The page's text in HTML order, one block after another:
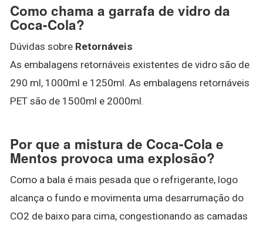
Como chama a garrafa de vidro da
Coca-Cola?
Dúvidas sobre Retornáveis
As embalagens retornáveis existentes de vidro são de
290 ml, 1000ml e 1250ml. As embalagens retornáveis
PET são de 1500ml e 2000ml.
Por que a mistura de Coca-Cola e
Mentos provoca uma explosão?
Como a bala é mais pesada que o refrigerante, logo
alcança o fundo e movimenta uma desarrumação do
CO2 de baixo para cima, congestionando as camadas